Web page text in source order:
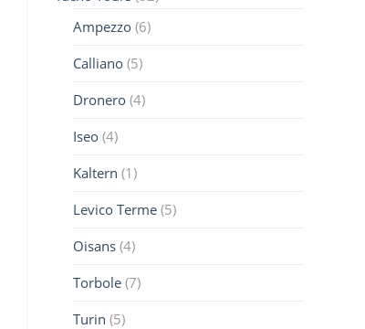
Ampezzo (6)
Calliano (5)
Dronero (4)
Iseo (4)
Kaltern (1)
Levico Terme (5)
Oisans (4)
Torbole (7)
Turin (5)